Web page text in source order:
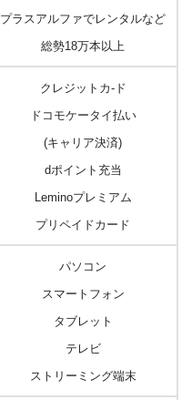
プラスアルファでレンタルなど
総勢18万本以上
クレジットカ-ド
ドコモケータイ払い
(キャリア決済)
dポイント充当
Leminoプレミアム
プリペイドカード
パソコン
スマートフォン
タブレット
テレビ
ストリーミング端末